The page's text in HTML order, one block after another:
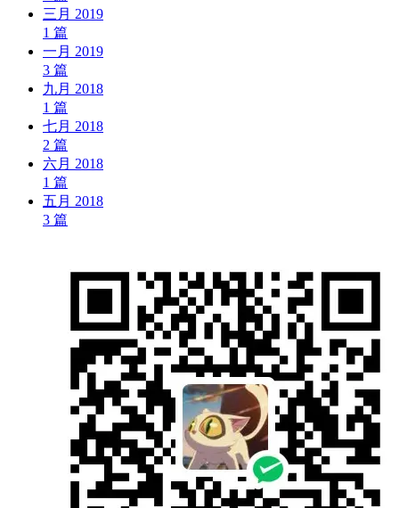
三月 2019
1 篇
一月 2019
3 篇
九月 2018
1 篇
七月 2018
2 篇
六月 2018
1 篇
五月 2018
3 篇